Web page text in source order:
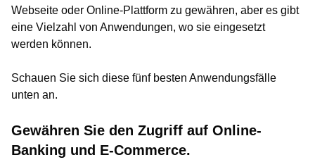
Webseite oder Online-Plattform zu gewähren, aber es gibt
eine Vielzahl von Anwendungen, wo sie eingesetzt
werden können.
Schauen Sie sich diese fünf besten Anwendungsfälle
unten an.
Gewähren Sie den Zugriff auf Online-
Banking und E-Commerce.